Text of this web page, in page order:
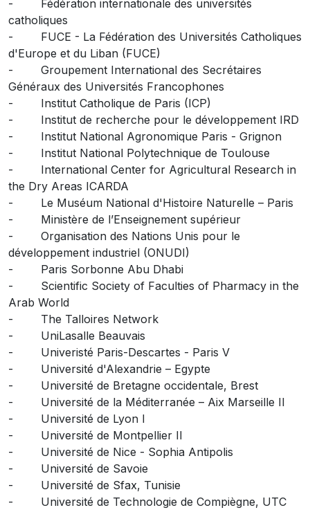
- Fédération internationale des universités
catholiques
- FUCE - La Fédération des Universités Catholiques
d'Europe et du Liban (FUCE)
- Groupement International des Secrétaires
Généraux des Universités Francophones
- Institut Catholique de Paris (ICP)
- Institut de recherche pour le développement IRD
- Institut National Agronomique Paris - Grignon
- Institut National Polytechnique de Toulouse
- International Center for Agricultural Research in
the Dry Areas ICARDA
- Le Muséum National d'Histoire Naturelle – Paris
- Ministère de l’Enseignement supérieur
- Organisation des Nations Unis pour le
développement industriel (ONUDI)
- Paris Sorbonne Abu Dhabi
- Scientific Society of Faculties of Pharmacy in the
Arab World
- The Talloires Network
- UniLasalle Beauvais
- Univeristé Paris-Descartes - Paris V
- Université d'Alexandrie – Egypte
- Université de Bretagne occidentale, Brest
- Université de la Méditerranée – Aix Marseille II
- Université de Lyon I
- Université de Montpellier II
- Université de Nice - Sophia Antipolis
- Université de Savoie
- Université de Sfax, Tunisie
- Université de Technologie de Compiègne, UTC